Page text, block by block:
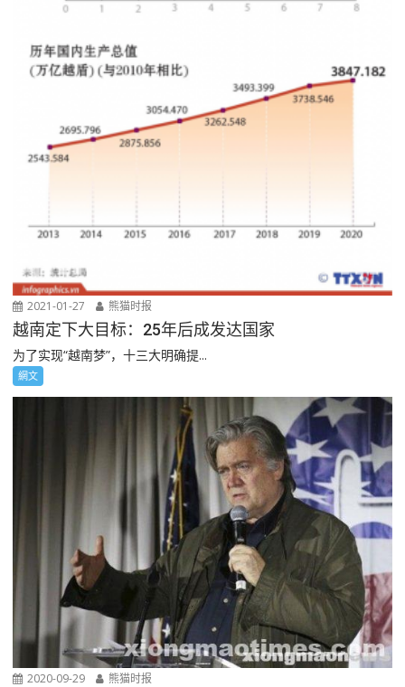
2021-01-27 熊猫时报
越南定下大目标：25年后成发达国家
为了实现“越南梦”，十三大明确提...
網文
2020-09-29 熊猫时报